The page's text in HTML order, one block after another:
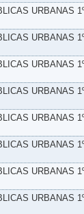
URBANAS
URBANAS
URBANAS
URBANAS
URBANAS
URBANAS
URBANAS
URBANAS